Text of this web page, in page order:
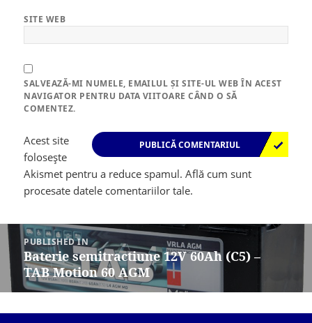
SITE WEB
SALVEAZĂ-MI NUMELE, EMAILUL ȘI SITE-UL WEB ÎN ACEST
NAVIGATOR PENTRU DATA VIITOARE CÂND O SĂ
COMENTEZ.
Acest site
folosește
Akismet pentru a reduce spamul.Află cum sunt
procesate datele comentariilor tale.
Navigare
în
articole
PUBLISHED IN
Baterie semitractiune 12V 60Ah (C5) –
TAB Motion 60 AGM